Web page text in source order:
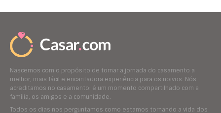
Nascemos com o propósito de tornar a jornada do casamento a
melhor, mais fácil e encantadora experiência para os noivos. Nós
acreditamos no casamento: é um momento compartilhado com a
família, os amigos e a comunidade.
Todos os dias nos perguntamos como estamos tornando a vida dos